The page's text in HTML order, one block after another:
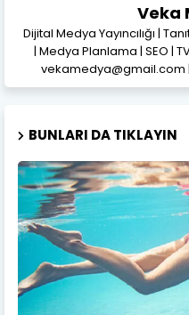
Veka
Dijital Medya Yayıncılığı |
| Medya Planlama | SEO |
vekamedya@gmail.com
BUNLARI DA TIKLAYIN